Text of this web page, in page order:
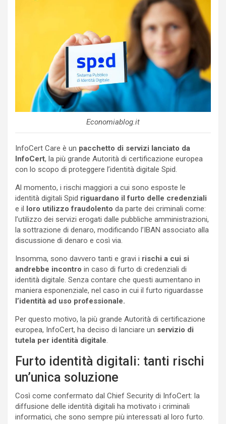
Economiablog.it
InfoCert Care è un pacchetto di servizi lanciato da
InfoCert, la più grande Autorità di certificazione europea
con lo scopo di proteggere l’identità digitale Spid.
Al momento, i rischi maggiori a cui sono esposte le
identità digitali Spid riguardano il furto delle credenziali
e il loro utilizzo fraudolento da parte dei criminali come:
l’utilizzo dei servizi erogati dalle pubbliche amministrazioni,
la sottrazione di denaro, modificando l’IBAN associato alla
discussione di denaro e così via.
Insomma, sono davvero tanti e gravi i rischi a cui si
andrebbe incontro in caso di furto di credenziali di
identità digitale. Senza contare che questi aumentano in
maniera esponenziale, nel caso in cui il furto riguardasse
l’identità ad uso professionale.
Per questo motivo, la più grande Autorità di certificazione
europea, InfoCert, ha deciso di lanciare un servizio di
tutela per identità digitale
Furto identità digitali: tanti rischi
un’unica soluzione
Così come confermato dal Chief Security di InfoCert: la
diffusione delle identità digitali ha motivato i criminali
informatici, che sono sempre più interessati al loro furto.